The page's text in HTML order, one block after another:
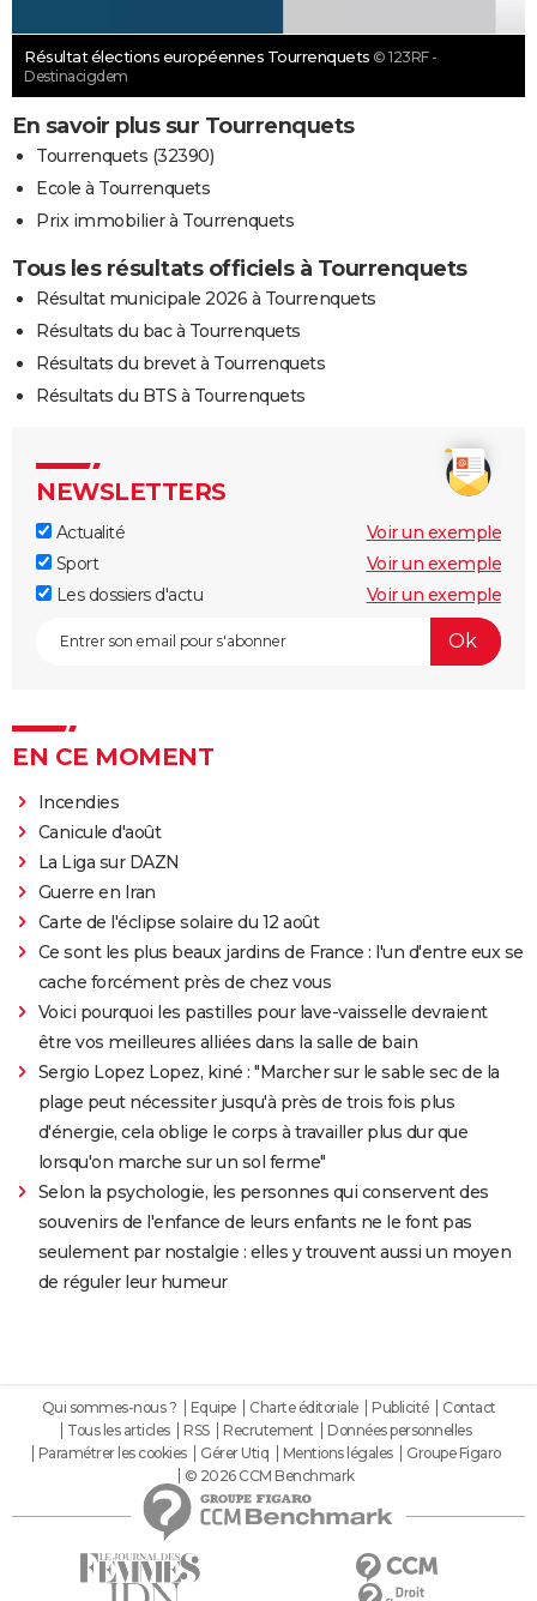
Résultat élections européennes Tourrenquets © 123RF -
Destinacigdem
En savoir plus sur Tourrenquets
Tourrenquets (32390)
Ecole à Tourrenquets
Prix immobilier à Tourrenquets
Tous les résultats officiels à Tourrenquets
Résultat municipale 2026 à Tourrenquets
Résultats du bac à Tourrenquets
Résultats du brevet à Tourrenquets
Résultats du BTS à Tourrenquets
NEWSLETTERS
Actualité
Voir un exemple
Sport
Voir un exemple
Les dossiers d'actu
Voir un exemple
EN CE MOMENT
Incendies
Canicule d'août
La Liga sur DAZN
Guerre en Iran
Carte de l'éclipse solaire du 12 août
Ce sont les plus beaux jardins de France : l'un d'entre eux se
cache forcément près de chez vous
Voici pourquoi les pastilles pour lave-vaisselle devraient
être vos meilleures alliées dans la salle de bain
Sergio Lopez Lopez, kiné : "Marcher sur le sable sec de la
plage peut nécessiter jusqu'à près de trois fois plus
d'énergie, cela oblige le corps à travailler plus dur que
lorsqu'on marche sur un sol ferme"
Selon la psychologie, les personnes qui conservent des
souvenirs de l'enfance de leurs enfants ne le font pas
seulement par nostalgie : elles y trouvent aussi un moyen
de réguler leur humeur
Qui sommes-nous ? Equipe Charte éditoriale Publicité
Contact
Tous les articles
RSS Recrutement
Données personnelles
Paramétrer les cookies
Gérer Utiq Mentions légales
Groupe Figaro
© 2026 CCM Benchmark